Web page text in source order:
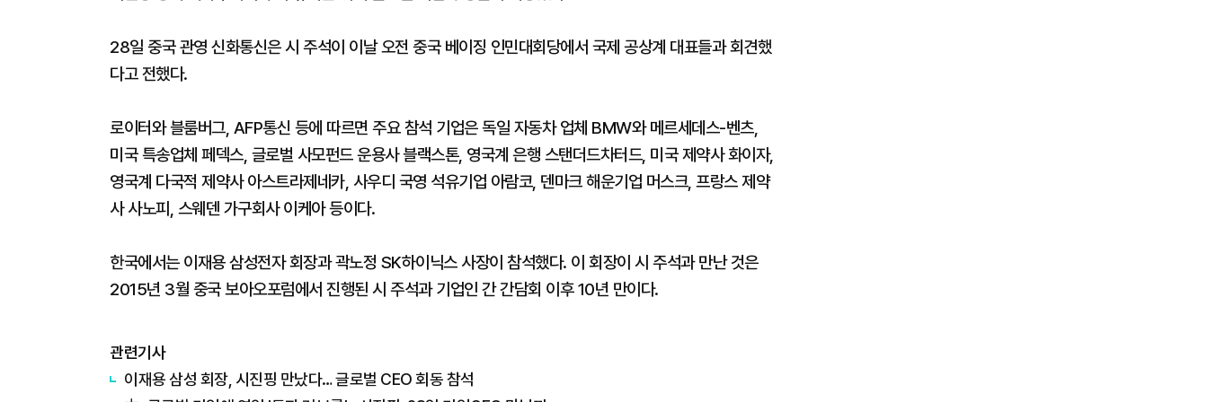
28일 중국 관영 신화통신은 시 주석이 이날 오전 중국 베이징 인민대회당에서 국제 공상계 대표들과 회견했
다고 전했다.
로이터와 블룸버그, AFP통신 등에 따르면 주요 참석 기업은 독일 자동차 업체 BMW와 메르세데스-벤츠,
미국 특송업체 페덱스, 글로벌 사모펀드 운용사 블랙스톤, 영국계 은행 스탠더드차터드, 미국 제약사 화이자,
영국계 다국적 제약사 아스트라제네카, 사우디 국영 석유기업 아람코, 덴마크 해운기업 머스크, 프랑스 제약
사 사노피, 스웨덴 가구회사 이케아 등이다.
한국에서는 이재용 삼성전자 회장과 곽노정 SK하이닉스 사장이 참석했다. 이 회장이 시 주석과 만난 것은
2015년 3월 중국 보아오포럼에서 진행된 시 주석과 기업인 간 간담회 이후 10년 만이다.
관련기사
이재용 삼성 회장, 시진핑 만났다… 글로벌 CEO 회동 참석